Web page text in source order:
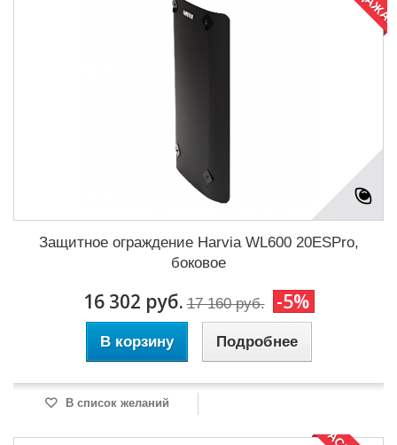
Защитное ограждение Harvia WL600 20ESPro,
боковое
16 302 руб. 17 160 руб. -5%
В корзину Подробнее
В список желаний